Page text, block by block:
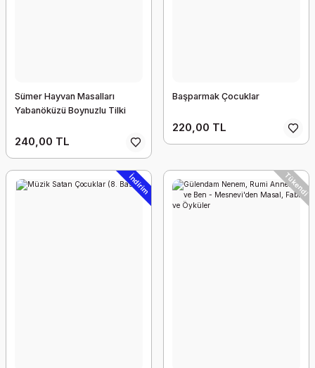
Sümer Hayvan Masalları
Yabanöküzü Boynuzlu Tilki
240,00 TL
Başparmak Çocuklar
220,00 TL
İndirim Tükendi